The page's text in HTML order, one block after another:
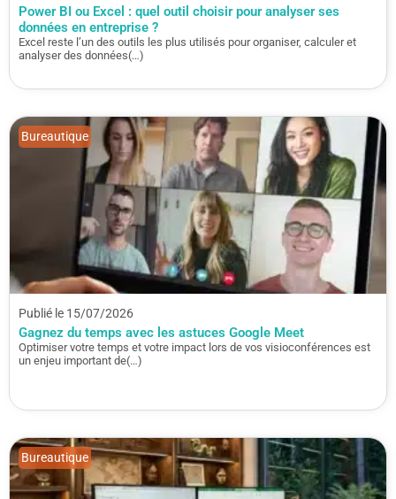
Power BI ou Excel : quel outil choisir pour analyser ses
données en entreprise ?
Excel reste l’un des outils les plus utilisés pour organiser, calculer et
analyser des données(…)
Publié le 15/07/2026
Gagnez du temps avec les astuces Google Meet
Optimiser votre temps et votre impact lors de vos visioconférences est
un enjeu important de(…)
Bureautique
Bureautique